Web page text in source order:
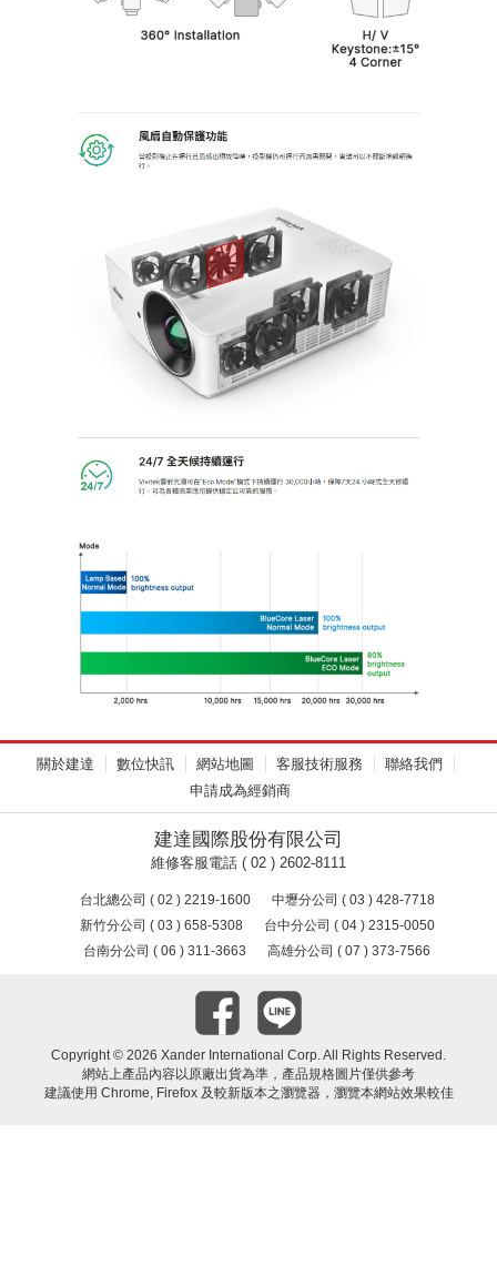
關於建達 數位快訊 網站地圖 客服技術服務
聯絡我們
申請成為經銷商
建達國際股份有限公司
維修客服電話 ( 02 ) 2602-8111
台北總公司 ( 02 ) 2219-1600
中壢分公司 ( 03 ) 428-7718
新竹分公司 ( 03 ) 658-5308
台中分公司 ( 04 ) 2315-0050
台南分公司 ( 06 ) 311-3663
高雄分公司 ( 07 ) 373-7566
Copyright © 2026 Xander International Corp. All Rights Reserved.
網站上產品內容以原廠出貨為準，產品規格圖片僅供參考
建議使用 Chrome, Firefox 及較新版本之瀏覽器，瀏覽本網站效果較佳